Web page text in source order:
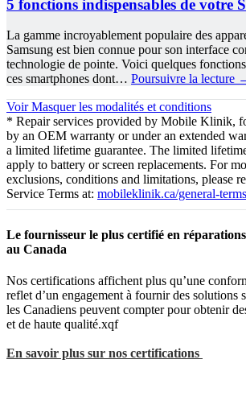
5 fonctions indispensables de votre
La gamme incroyablement populaire des
Samsung est bien connue pour son interface
technologie de pointe. Voici quelques
ces smartphones dont… Poursuivre la lecture
Voir Masquerles modalités et conditions
* Repair services provided by Mobile Klinik,
by an OEM warranty or under an extended
a limited lifetime guarantee. The limited
apply to battery or screen replacements. For
exclusions, conditions and limitations, please
Service Terms at: mobileklinik.ca/general-
Le fournisseur le plus certifié en
au Canada
Nos certifications affichent plus qu’une
reflet d’un engagement à fournir des solutions
les Canadiens peuvent compter pour obtenir
et de haute qualité.xqf
En savoir plus sur nos certifications